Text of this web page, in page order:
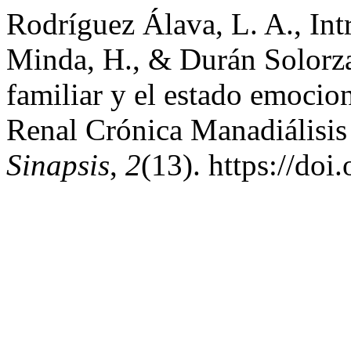
Rodríguez Álava, L. A.,
Minda, H., & Durán
familiar y el estado
Renal Crónica
Sinapsis, 2(13). https://